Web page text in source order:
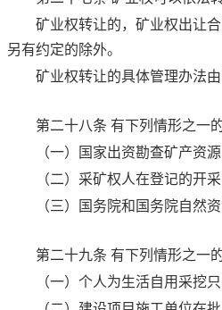
矿业权转让的，矿业权出让
另有约定的除外。
矿业权转让的具体管理办法由
第二十八条 有下列情形之一
（一）国家出资勘查矿产资源
（二）采矿权人在登记的开
（三）国务院和国务院自然
第二十九条 有下列情形之一
（一）个人为生活自用采挖